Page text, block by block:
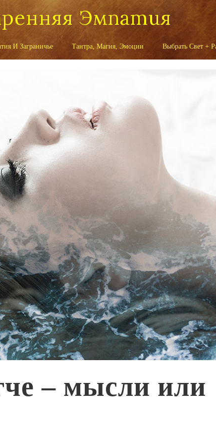
Эмпатия
И Заграничье Тантра, Магия, Эмоции Выбрать Свет +
– мысли или